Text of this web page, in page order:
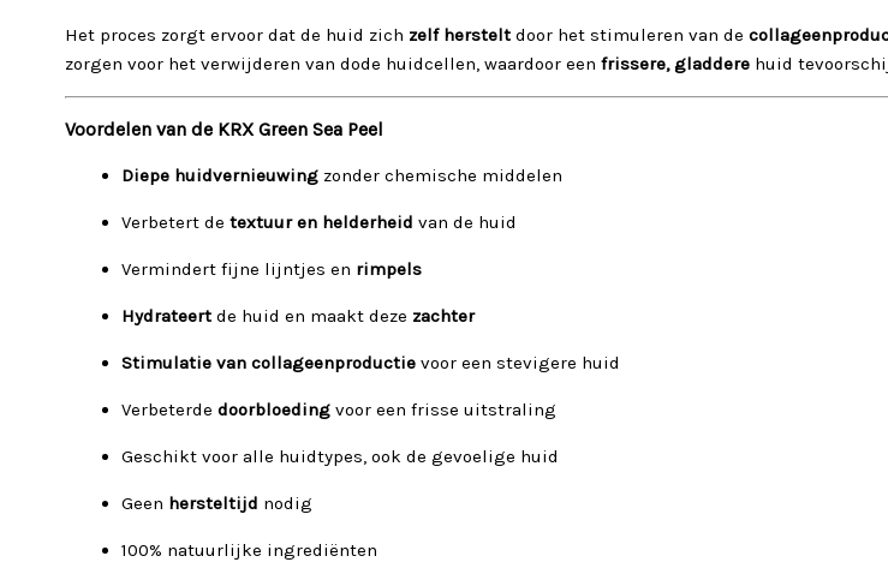
Het proces zorgt ervoor dat de huid zich zelf hersteltdoor het stimuleren van de
zorgen voor het verwijderen van dode huidcellen, waardoor een frissere, gladderehuid
Voordelen van de KRX Green Sea Peel
Diepe huidvernieuwingzonder chemische middelen
Verbetert de textuur en helderheid van de huid
Vermindert fijne lijntjes en rimpels
Hydrateertde huid en maakt deze zachter
Stimulatie van collageenproductievoor een stevigere huid
Verbeterde doorbloedingvoor een frisse uitstraling
Geschikt voor alle huidtypes, ook de gevoelige huid
Geen hersteltijd nodig
100% natuurlijke ingrediënten